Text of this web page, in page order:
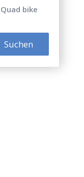
Quad bike
Suchen